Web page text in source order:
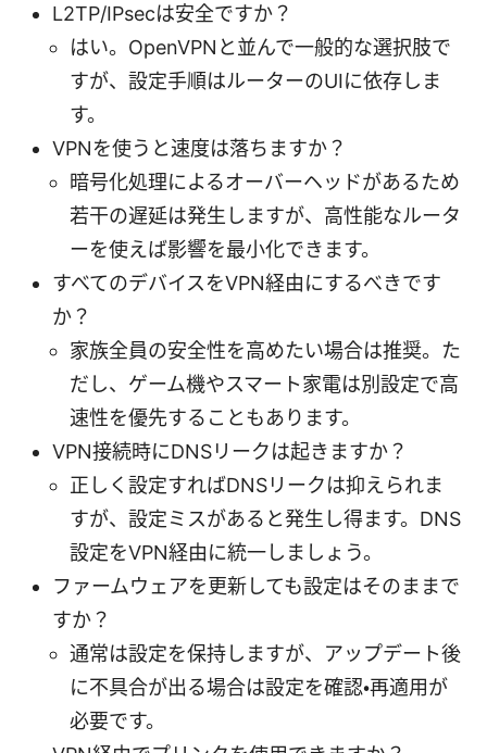
L2TP/IPsecは安全ですか？
はい。OpenVPNと並んで一般的な選択肢で
すが、設定手順はルーターのUIに依存しま
す。
VPNを使うと速度は落ちますか？
暗号化処理によるオーバーヘッドがあるため
若干の遅延は発生しますが、高性能なルータ
ーを使えば影響を最小化できます。
すべてのデバイスをVPN経由にするべきです
か？
家族全員の安全性を高めたい場合は推奨。た
だし、ゲーム機やスマート家電は別設定で高
速性を優先することもあります。
VPN接続時にDNSリークは起きますか？
正しく設定すればDNSリークは抑えられま
すが、設定ミスがあると発生し得ます。DNS
設定をVPN経由に統一しましょう。
ファームウェアを更新しても設定はそのままで
すか？
通常は設定を保持しますが、アップデート後
に不具合が出る場合は設定を確認・再適用が
必要です。